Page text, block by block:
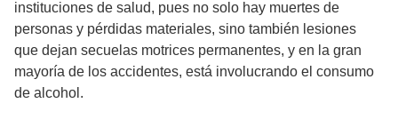
instituciones de salud, pues no solo hay muertes de
personas y pérdidas materiales, sino también lesiones
que dejan secuelas motrices permanentes, y en la gran
mayoría de los accidentes, está involucrando el consumo
de alcohol.